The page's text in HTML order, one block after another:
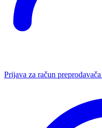
Prijava za račun preprodavača